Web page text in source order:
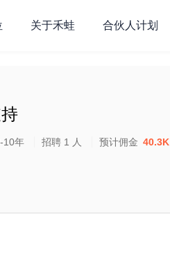
关于禾蛙 合伙人计划
10年 招聘 1 人 预计佣金 40.3K